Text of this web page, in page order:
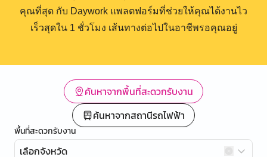
คุณที่สุด กับ Daywork แพลตฟอร์มที่ช่วยให้คุณได้งานไว
เร็วสุดใน 1 ชั่วโมง เส้นทางต่อไปในอาชีพรอคุณอยู่
ค้นหาจากพื้นที่สะดวกรับงาน
ค้นหาจากสถานีรถไฟฟ้า
พื้นที่สะดวกรับงาน
เลือกจังหวัด